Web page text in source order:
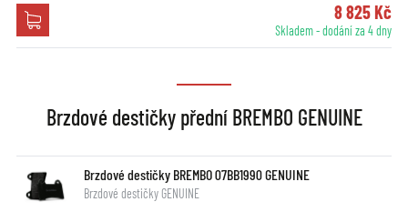
8 825 Kč
Skladem - dodání za 4 dny
Brzdové destičky přední BREMBO GENUINE
Brzdové destičky BREMBO 07BB1990 GENUINE
Brzdové destičky GENUINE